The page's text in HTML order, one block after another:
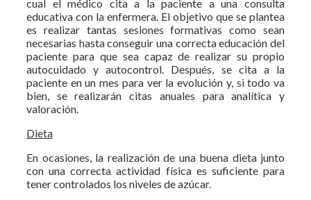
cual el médico cita a la paciente a una consulta
educativa con la enfermera. El objetivo que se plantea
es realizar tantas sesiones formativas como sean
necesarias hasta conseguir una correcta educación del
paciente para que sea capaz de realizar su propio
autocuidado y autocontrol. Después, se cita a la
paciente en un mes para ver la evolución y, si todo va
bien, se realizarán citas anuales para analítica y
valoración.
Dieta
En ocasiones, la realización de una buena dieta junto
con una correcta actividad física es suficiente para
tener controlados los niveles de azúcar.